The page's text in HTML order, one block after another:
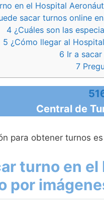
en el Hospital
sacar turnos online
4 ¿Cuáles son las
5 ¿Cómo llegar al
6 Ir a
7
Central de
para obtener turnos
turno en
por